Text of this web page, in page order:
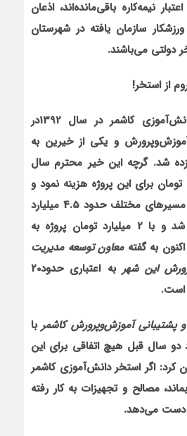
نیمه‌کاره باقی‌مانده‌اند، اذعان
سازمان یافته در شهرستان
دولتی می‌باشند.
کلنگ پروژه استخر دانش‌آموزی کاشمر در سال 1392در
و یکی از خیرین به
شد. گرچه این خیر محترم سال
700 میلیون تومان برای این پروژه هزینه نمود و
در مجموع آن زمان از مسیرهای مختلف حدود 4.5 میلیارد
تومان جذب و هزینه شد و با 2 میلیارد تومان پروژه به
به گفتهمعاون توسعه مدیریت
این شهر
به اعتباری حدود20
است.
پشتیبانی آموزش‌وپرورش کاشمر با
دو سال قبل هیچ اتفاقی برای این
کرد: اگر استخر دانش‌آموزی کاشمر
مصالح و تجهیزات به کار رفته
دست می‌دهد.